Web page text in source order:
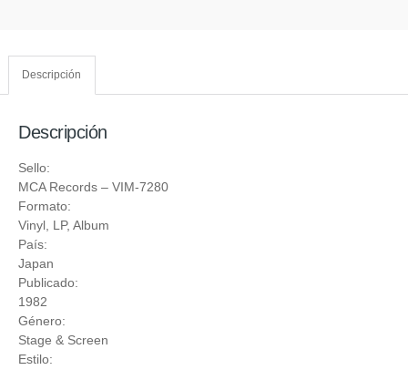
Descripción
Descripción
Sello:
MCA Records ‎– VIM-7280
Formato:
Vinyl , LP, Album
País:
Japan
Publicado:
1982
Género:
Stage & Screen
Estilo: